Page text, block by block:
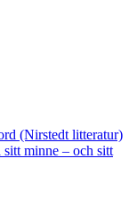
(Nirstedt litteratur)
minne – och sitt